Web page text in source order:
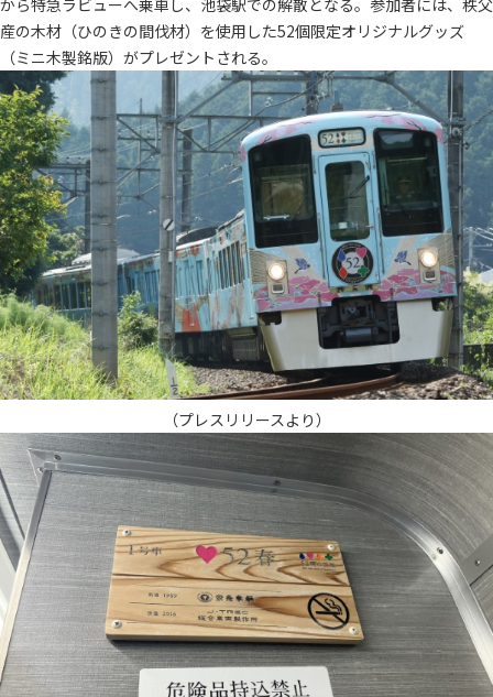
から特急ラビューへ乗車し、池袋駅での解散となる。参加者には、秩父
産の木材（ひのきの間伐材）を使用した52個限定オリジナルグッズ
（ミニ木製銘版）がプレゼントされる。
（プレスリリースより）